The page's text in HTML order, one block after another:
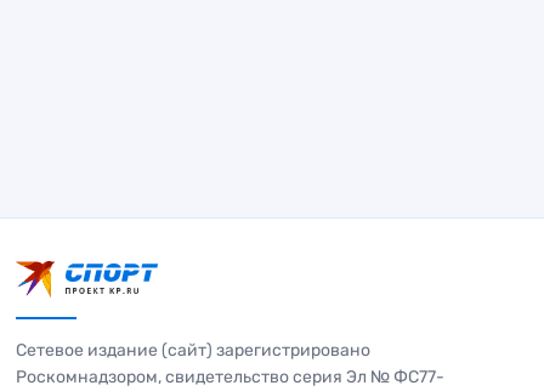
Сетевое издание (сайт) зарегистрировано
Роскомнадзором, свидетельство серия Эл № ФС77-